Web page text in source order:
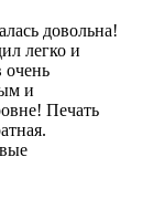
довольна!
легко и
и
Печать